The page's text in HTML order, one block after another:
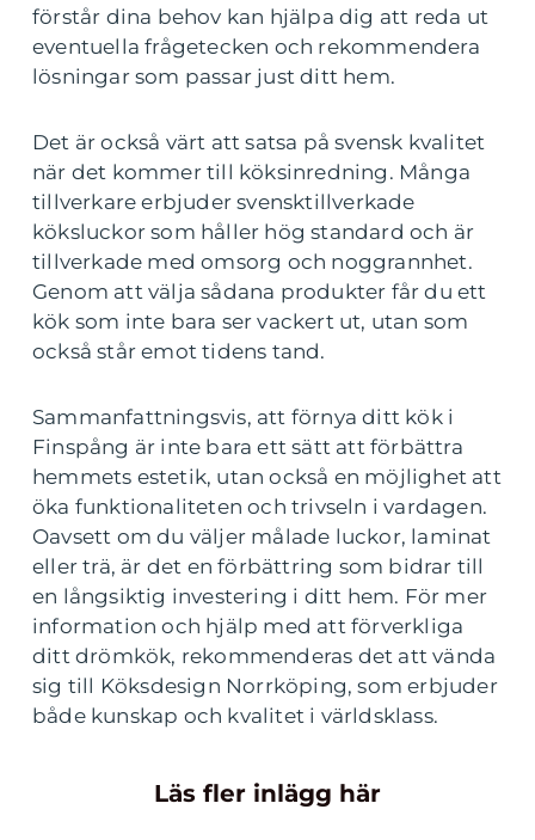
förstår dina behov kan hjälpa dig att reda ut
eventuella frågetecken och rekommendera
lösningar som passar just ditt hem.
Det är också värt att satsa på svensk kvalitet
när det kommer till köksinredning. Många
tillverkare erbjuder svensktillverkade
köksluckor som håller hög standard och är
tillverkade med omsorg och noggrannhet.
Genom att välja sådana produkter får du ett
kök som inte bara ser vackert ut, utan som
också står emot tidens tand.
Sammanfattningsvis, att förnya ditt kök i
Finspång är inte bara ett sätt att förbättra
hemmets estetik, utan också en möjlighet att
öka funktionaliteten och trivseln i vardagen.
Oavsett om du väljer målade luckor, laminat
eller trä, är det en förbättring som bidrar till
en långsiktig investering i ditt hem. För mer
information och hjälp med att förverkliga
ditt drömkök, rekommenderas det att vända
sig till Köksdesign Norrköping, som erbjuder
både kunskap och kvalitet i världsklass.
Läs fler inlägg här